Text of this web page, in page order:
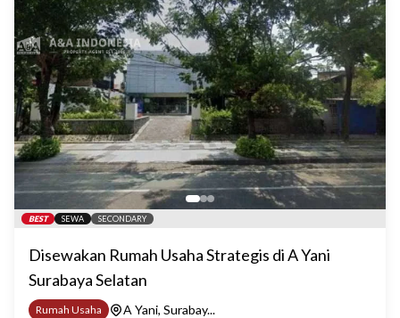
BEST SEWA SECONDARY
Disewakan Rumah Usaha Strategis di A Yani
Surabaya Selatan
Rumah Usaha
A Yani, Surabay...